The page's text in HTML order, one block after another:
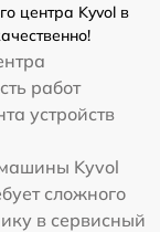
центра Kyvol в
работ
устройств
Kyvol
сложного
в сервисный